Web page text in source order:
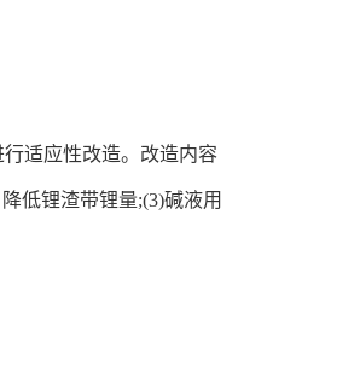
适应性改造。改造内容
低锂渣带锂量;(3)碱液用